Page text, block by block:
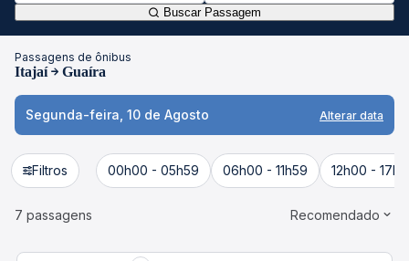
Buscar Passagem
Passagens de ônibus
Itajaí Guaíra
Segunda-feira, 10 de Agosto Alterar data
Filtros 00h00 - 05h59 06h00 - 11h59 12h00 -
7 passagens Recomendado